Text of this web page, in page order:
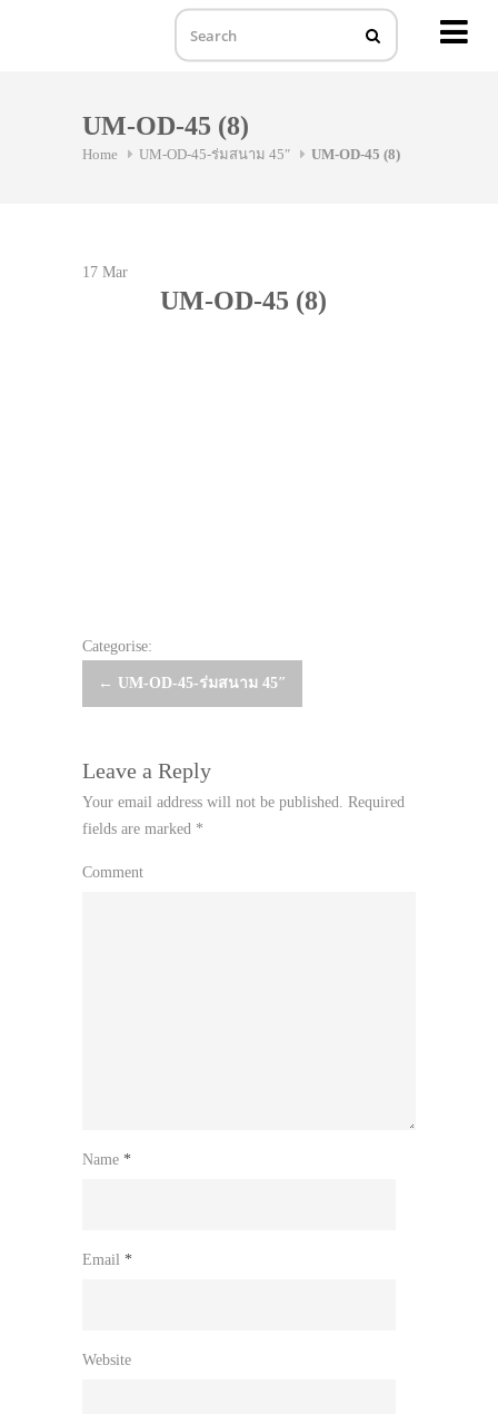
UM-OD-45 (8)
Home UM-OD-45-ร่มสนาม 45″ UM-OD-45 (8)
17 Mar
UM-OD-45 (8)
Categorise:
Post
← UM-OD-45-ร่มสนาม 45″
Leave a Reply
Your email address will not be published. Required
fields are marked *
Comment
Name *
Email *
Website